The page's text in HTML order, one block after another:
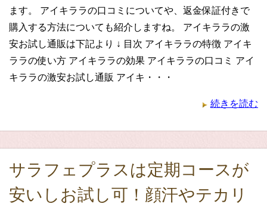
ます。 アイキララの口コミについてや、返金保証付きで
購入する方法についても紹介しますね。 アイキララの激
安お試し通販は下記より ↓ 目次 アイキララの特徴 アイキ
ララの使い方 アイキララの効果 アイキララの口コミ アイ
キララの激安お試し通販 アイキ・・・
続きを読む
サラフェプラスは定期コースが
安いしお試し可！顔汗やテカリ